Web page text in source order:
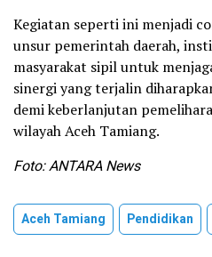
Kegiatan seperti ini menjadi
unsur pemerintah daerah,
masyarakat sipil untuk
sinergi yang terjalin
demi keberlanjutan
wilayah Aceh Tamiang.
Foto: ANTARA News
Aceh Tamiang Pendidikan